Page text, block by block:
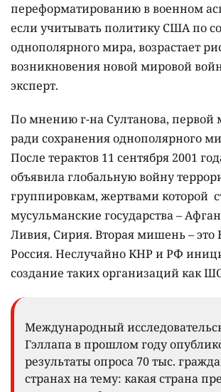
переформатированию в военном
если учитывать политику США по
однополярного мира, возрастает
возникновения новой мировой
эксперт.
По мнению г-на Султанова,
ради сохранения однополярного
После терактов 11 сентября 2001
объявила глобальную войну
группировкам, жертвами которой
мусульманские государства –
Ливия, Сирия. Вторая мишень – это
Россия. Неслучайно КНР и РФ
создание таких организаций как
Международный
Гэллапа в прошлом году
результаты опроса 70 тыс.
странах на тему: какая страна